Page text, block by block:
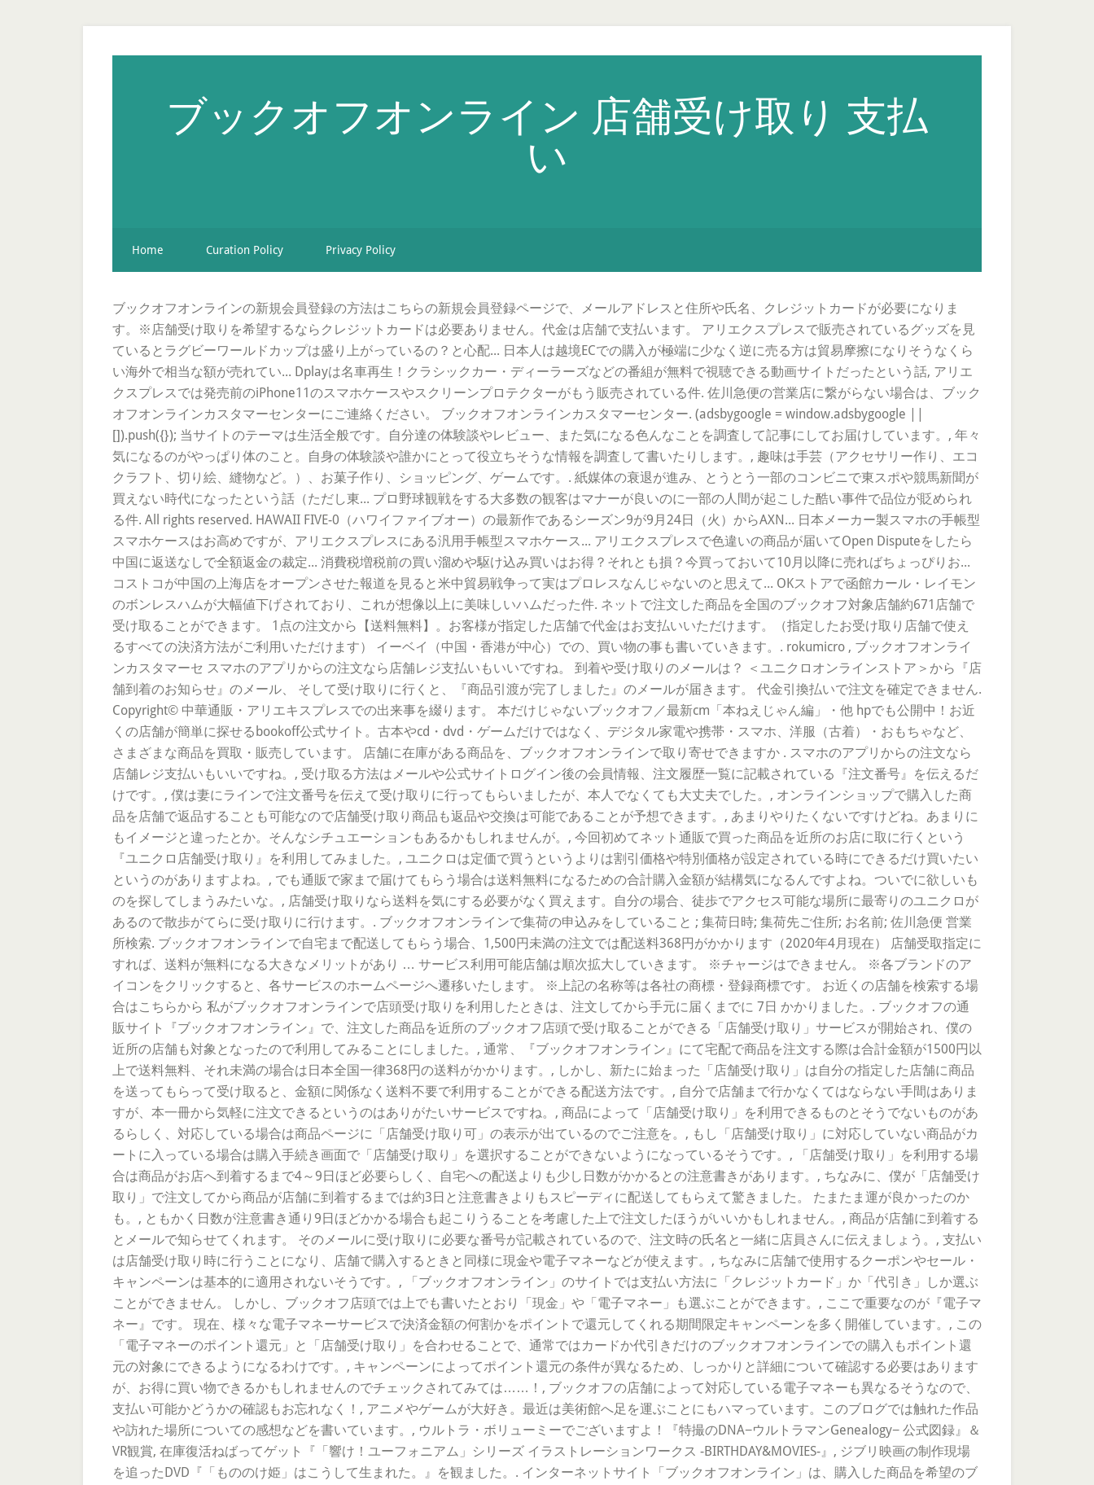
ブックオフオンライン 店舗受け取り 支払
い
Home Curation Policy Privacy Policy
ブックオフオンラインの新規会員登録の方法はこちらの新規会員登録ページで、メールアドレスと住所や氏名、クレジットカードが必要になりま
す。※店舗受け取りを希望するならクレジットカードは必要ありません。代金は店舗で支払います。 アリエクスプレスで販売されているグッズを見
ているとラグビーワールドカップは盛り上がっているの？と心配... 日本人は越境ECでの購入が極端に少なく逆に売る方は貿易摩擦になりそうなくら
い海外で相当な額が売れてい... Dplayは名車再生！クラシックカー・ディーラーズなどの番組が無料で視聴できる動画サイトだったという話, アリエ
クスプレスでは発売前のiPhone11のスマホケースやスクリーンプロテクターがもう販売されている件. 佐川急便の営業店に繋がらない場合は、ブック
オフオンラインカスタマーセンターにご連絡ください。 ブックオフオンラインカスタマーセンター. (adsbygoogle = window.adsbygoogle ||
[]).push({}); 当サイトのテーマは生活全般です。自分達の体験談やレビュー、また気になる色んなことを調査して記事にしてお届けしています。, 年々
気になるのがやっぱり体のこと。自身の体験談や誰かにとって役立ちそうな情報を調査して書いたりします。, 趣味は手芸（アクセサリー作り、エコ
クラフト、切り絵、縫物など。）、お菓子作り、ショッピング、ゲームです。. 紙媒体の衰退が進み、とうとう一部のコンビニで東スポや競馬新聞が
買えない時代になったという話（ただし東... プロ野球観戦をする大多数の観客はマナーが良いのに一部の人間が起こした酷い事件で品位が貶められ
る件. All rights reserved. HAWAII FIVE-0（ハワイファイブオー）の最新作であるシーズン9が9月24日（火）からAXN... 日本メーカー製スマホの手帳型
スマホケースはお高めですが、アリエクスプレスにある汎用手帳型スマホケース... アリエクスプレスで色違いの商品が届いてOpen Disputeをしたら
中国に返送なしで全額返金の裁定... 消費税増税前の買い溜めや駆け込み買いはお得？それとも損？今買っておいて10月以降に売ればちょっぴりお...
コストコが中国の上海店をオープンさせた報道を見ると米中貿易戦争って実はプロレスなんじゃないのと思えて... OKストアで函館カール・レイモン
のボンレスハムが大幅値下げされており、これが想像以上に美味しいハムだった件. ネットで注文した商品を全国のブックオフ対象店舗約671店舗で
受け取ることができます。 1点の注文から【送料無料】。お客様が指定した店舗で代金はお支払いいただけます。（指定したお受け取り店舗で使え
るすべての決済方法がご利用いただけます） イーベイ（中国・香港が中心）での、買い物の事も書いていきます。. rokumicro , ブックオフオンライ
ンカスタマーセ スマホのアプリからの注文なら店舗レジ支払いもいいですね。 到着や受け取りのメールは？ ＜ユニクロオンラインストア＞から『店
舗到着のお知らせ』のメール、 そして受け取りに行くと、『商品引渡が完了しました』のメールが届きます。 代金引換払いで注文を確定できません.
Copyright© 中華通販・アリエキスプレスでの出来事を綴ります。 本だけじゃないブックオフ／最新cm「本ねえじゃん編」・他 hpでも公開中！お近
くの店舗が簡単に探せるbookoff公式サイト。古本やcd・dvd・ゲームだけではなく、デジタル家電や携帯・スマホ、洋服（古着）・おもちゃなど、
さまざまな商品を買取・販売しています。 店舗に在庫がある商品を、ブックオフオンラインで取り寄せできますか . スマホのアプリからの注文なら
店舗レジ支払いもいいですね。, 受け取る方法はメールや公式サイトログイン後の会員情報、注文履歴一覧に記載されている『注文番号』を伝えるだ
けです。, 僕は妻にラインで注文番号を伝えて受け取りに行ってもらいましたが、本人でなくても大丈夫でした。, オンラインショップで購入した商
品を店舗で返品することも可能なので店舗受け取り商品も返品や交換は可能であることが予想できます。, あまりやりたくないですけどね。あまりに
もイメージと違ったとか。そんなシチュエーションもあるかもしれませんが。, 今回初めてネット通販で買った商品を近所のお店に取に行くという
『ユニクロ店舗受け取り』を利用してみました。, ユニクロは定価で買うというよりは割引価格や特別価格が設定されている時にできるだけ買いたい
というのがありますよね。, でも通販で家まで届けてもらう場合は送料無料になるための合計購入金額が結構気になるんですよね。ついでに欲しいも
のを探してしまうみたいな。, 店舗受け取りなら送料を気にする必要がなく買えます。自分の場合、徒歩でアクセス可能な場所に最寄りのユニクロが
あるので散歩がてらに受け取りに行けます。. ブックオフオンラインで集荷の申込みをしていること ; 集荷日時; 集荷先ご住所; お名前; 佐川急便 営業
所検索. ブックオフオンラインで自宅まで配送してもらう場合、1,500円未満の注文では配送料368円がかかります（2020年4月現在） 店舗受取指定に
すれば、送料が無料になる大きなメリットがあり … サービス利用可能店舗は順次拡大していきます。 ※チャージはできません。 ※各ブランドのア
イコンをクリックすると、各サービスのホームページへ遷移いたします。 ※上記の名称等は各社の商標・登録商標です。 お近くの店舗を検索する場
合はこちらから 私がブックオフオンラインで店頭受け取りを利用したときは、注文してから手元に届くまでに 7日 かかりました。. ブックオフの通
販サイト『ブックオフオンライン』で、注文した商品を近所のブックオフ店頭で受け取ることができる「店舗受け取り」サービスが開始され、僕の
近所の店舗も対象となったので利用してみることにしました。, 通常、『ブックオフオンライン』にて宅配で商品を注文する際は合計金額が1500円以
上で送料無料、それ未満の場合は日本全国一律368円の送料がかかります。, しかし、新たに始まった「店舗受け取り」は自分の指定した店舗に商品
を送ってもらって受け取ると、金額に関係なく送料不要で利用することができる配送方法です。, 自分で店舗まで行かなくてはならない手間はありま
すが、本一冊から気軽に注文できるというのはありがたいサービスですね。, 商品によって「店舗受け取り」を利用できるものとそうでないものがあ
るらしく、対応している場合は商品ページに「店舗受け取り可」の表示が出ているのでご注意を。, もし「店舗受け取り」に対応していない商品がカ
ートに入っている場合は購入手続き画面で「店舗受け取り」を選択することができないようになっているそうです。, 「店舗受け取り」を利用する場
合は商品がお店へ到着するまで4～9日ほど必要らしく、自宅への配送よりも少し日数がかかるとの注意書きがあります。, ちなみに、僕が「店舗受け
取り」で注文してから商品が店舗に到着するまでは約3日と注意書きよりもスピーディに配送してもらえて驚きました。 たまたま運が良かったのか
も。, ともかく日数が注意書き通り9日ほどかかる場合も起こりうることを考慮した上で注文したほうがいいかもしれません。, 商品が店舗に到着する
とメールで知らせてくれます。 そのメールに受け取りに必要な番号が記載されているので、注文時の氏名と一緒に店員さんに伝えましょう。, 支払い
は店舗受け取り時に行うことになり、店舗で購入するときと同様に現金や電子マネーなどが使えます。, ちなみに店舗で使用するクーポンやセール・
キャンペーンは基本的に適用されないそうです。, 「ブックオフオンライン」のサイトでは支払い方法に「クレジットカード」か「代引き」しか選ぶ
ことができません。 しかし、ブックオフ店頭では上でも書いたとおり「現金」や「電子マネー」も選ぶことができます。, ここで重要なのが『電子マ
ネー』です。 現在、様々な電子マネーサービスで決済金額の何割かをポイントで還元してくれる期間限定キャンペーンを多く開催しています。, この
「電子マネーのポイント還元」と「店舗受け取り」を合わせることで、通常ではカードか代引きだけのブックオフオンラインでの購入もポイント還
元の対象にできるようになるわけです。, キャンペーンによってポイント還元の条件が異なるため、しっかりと詳細について確認する必要はあります
が、お得に買い物できるかもしれませんのでチェックされてみては……！, ブックオフの店舗によって対応している電子マネーも異なるそうなので、
支払い可能かどうかの確認もお忘れなく！, アニメやゲームが大好き。最近は美術館へ足を運ぶことにもハマっています。このブログでは触れた作品
や訪れた場所についての感想などを書いています。, ウルトラ・ボリューミーでございますよ！『特撮のDNA−ウルトラマンGenealogy− 公式図録』＆
VR観賞, 在庫復活ねばってゲット『「響け！ユーフォニアム」シリーズ イラストレーションワークス -BIRTHDAY&MOVIES-』, ジブリ映画の制作現場
を追ったDVD『「もののけ姫」はこうして生まれた。』を観ました。. インターネットサイト「ブックオフオンライン」は、購入した商品を希望のブ